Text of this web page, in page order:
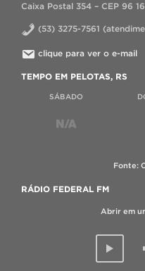
Caixa Postal 354 – CEP 96
(53) 3275-7561
clique para ver o e-mail
TEMPO EM PELOTAS, RS
SÁBADO
Fonte:
RÁDIO FEDERAL FM
Abrir em